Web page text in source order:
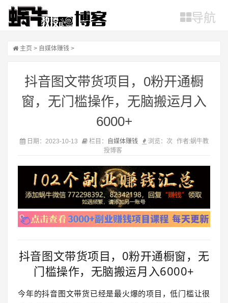
导航
主页 > 自媒体赚钱 >
抖音图文带货项目，0粉开通橱
窗，无门槛操作，无脑搬运月入
6000+
日期：2023-10-13 栏目： 自媒体赚钱 浏览： 次
作者:蜗牛教
授博客
抖音图文带货项目，0粉开通橱窗，无
门槛操作，无脑搬运月入6000+
今年的抖音图文带货已经是最火爆的项目，低门槛让很